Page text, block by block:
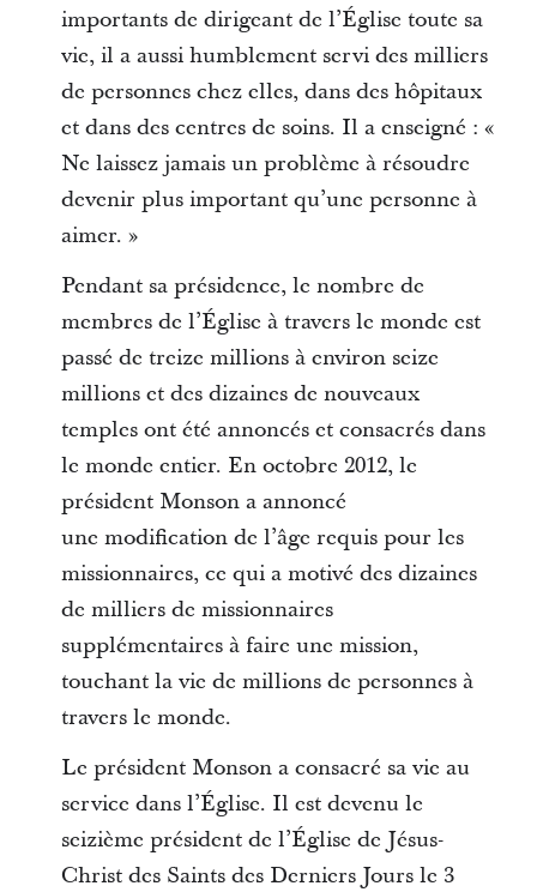
importants de dirigeant de l’Église toute sa
vie, il a aussi humblement servi des milliers
de personnes chez elles, dans des hôpitaux
et dans des centres de soins. Il a enseigné : «
Ne laissez jamais un problème à résoudre
devenir plus important qu’une personne à
aimer. »
Pendant sa présidence, le nombre de
membres de l’Église à travers le monde est
passé de treize millions à environ seize
millions et des dizaines de nouveaux
temples ont été annoncés et consacrés dans
le monde entier. En octobre 2012, le
président Monson a annoncé
une modification de l’âge requis pour les
missionnaires, ce qui a motivé des dizaines
de milliers de missionnaires
supplémentaires à faire une mission,
touchant la vie de millions de personnes à
travers le monde.
Le président Monson a consacré sa vie au
service dans l’Église. Il est devenu le
seizième président de l’Église de Jésus-
Christ des Saints des Derniers Jours le 3